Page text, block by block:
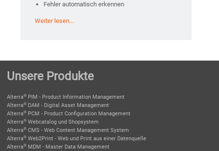
Fehler automatisch erkennen
Weiter lesen...
Unsere Produkte
Alterra® PIM - Product Information Management
Alterra® DAM - Digital Asset Management
Alterra® PCM - Product Configuration Management
Alterra® Webcatalog und Shopsystem
Alterra® CMS - Web Content Management System
Alterra® Web2Print - Web und Print aus einer Datenquelle
Alterra® MDM - Master Data Management